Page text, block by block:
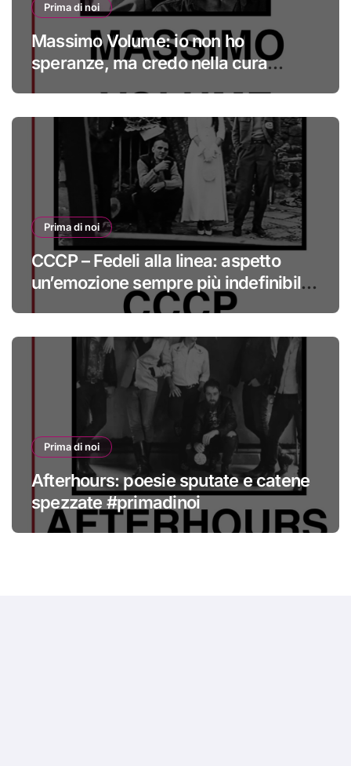
Prima di noi
Massimo Volume: io non ho
speranze, ma credo nella cura
Prima di noi
CCCP – Fedeli alla linea: aspetto
un’emozione sempre più indefinibile
#primadinoi
Prima di noi
Afterhours: poesie sputate e catene
spezzate #primadinoi